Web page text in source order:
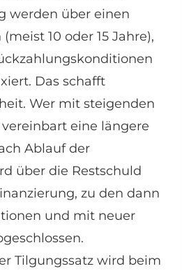
werden über einen
10 oder 15 Jahre),
Das schafft
Wer mit steigenden
eine längere
Ablauf der
über die Restschuld
zu den dann
und mit neuer
Tilgungssatz wird beim